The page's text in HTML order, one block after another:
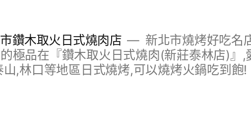
鑽木取火日式燒肉店
新北市燒烤好吃名
極品在『鑽木取火日式燒肉(新莊泰林店)』
山,林口等地區日式燒烤,可以燒烤火鍋吃到飽!